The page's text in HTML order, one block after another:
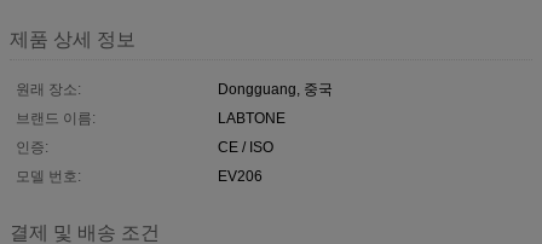
제품 상세 정보
원래 장소:
Dongguang, 중국
브랜드 이름:
LABTONE
인증:
CE / ISO
모델 번호:
EV206
결제 및 배송 조건